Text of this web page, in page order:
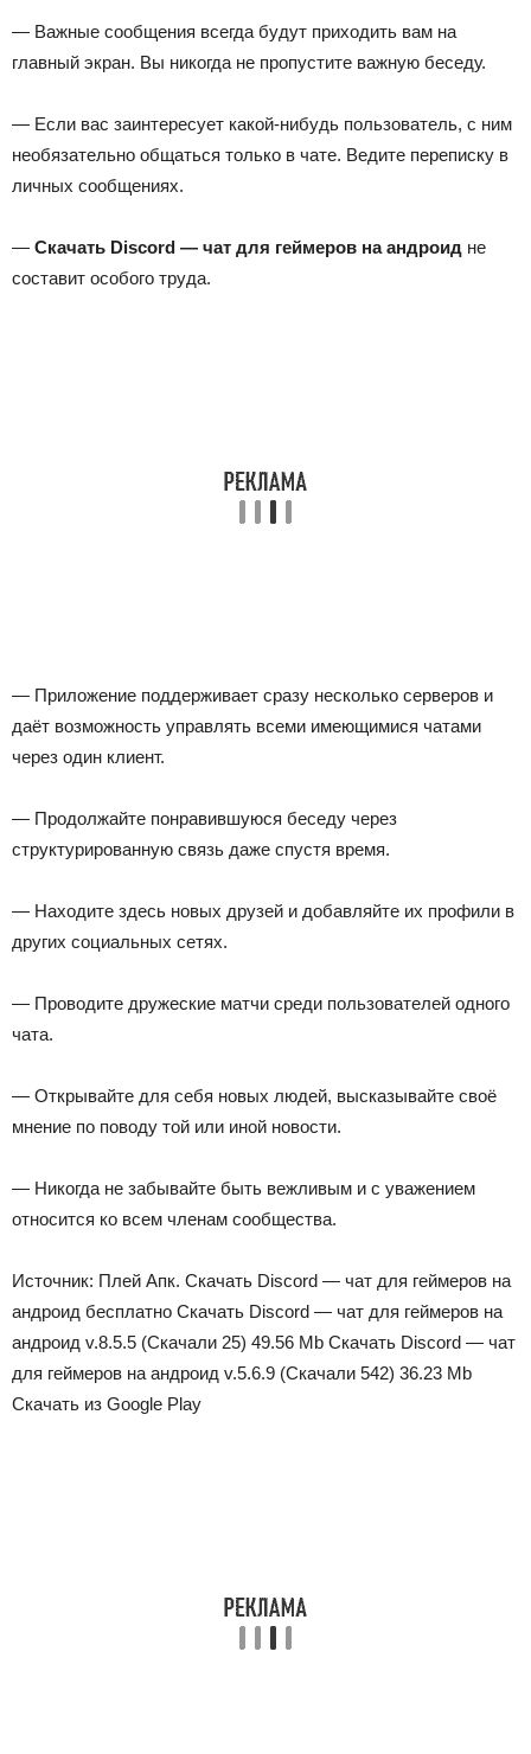
— Важные сообщения всегда будут приходить вам на
главный экран. Вы никогда не пропустите важную беседу.
— Если вас заинтересует какой-нибудь пользователь, с ним
необязательно общаться только в чате. Ведите переписку в
личных сообщениях.
— Скачать Discord — чат для геймеров на андроид не
составит особого труда.
— Приложение поддерживает сразу несколько серверов и
даёт возможность управлять всеми имеющимися чатами
через один клиент.
— Продолжайте понравившуюся беседу через
структурированную связь даже спустя время.
— Находите здесь новых друзей и добавляйте их профили в
других социальных сетях.
— Проводите дружеские матчи среди пользователей одного
чата.
— Открывайте для себя новых людей, высказывайте своё
мнение по поводу той или иной новости.
— Никогда не забывайте быть вежливым и с уважением
относится ко всем членам сообщества.
Источник: Плей Апк. Скачать Discord — чат для геймеров на
андроид бесплатно Скачать Discord — чат для геймеров на
андроид v.8.5.5 (Скачали 25) 49.56 Mb Скачать Discord — чат
для геймеров на андроид v.5.6.9 (Скачали 542) 36.23 Mb
Скачать из Google Play